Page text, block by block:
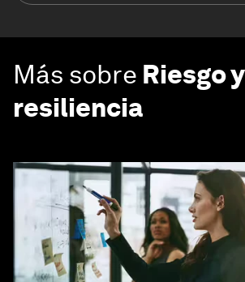
Más sobre Riesgo y
resiliencia